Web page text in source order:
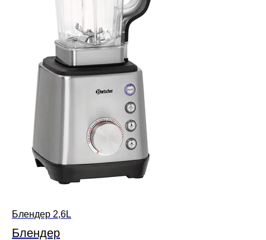
Блендер 2,6L
Блендер